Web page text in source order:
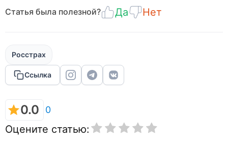
Статья была полезной? Да Нет
Росстрах
Ссылка
0.0 0
Оцените статью: